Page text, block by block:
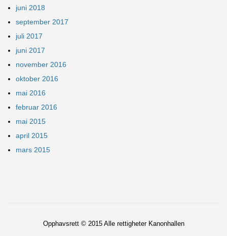
juni 2018
september 2017
juli 2017
juni 2017
november 2016
oktober 2016
mai 2016
februar 2016
mai 2015
april 2015
mars 2015
Opphavsrett © 2015 Alle rettigheter Kanonhallen